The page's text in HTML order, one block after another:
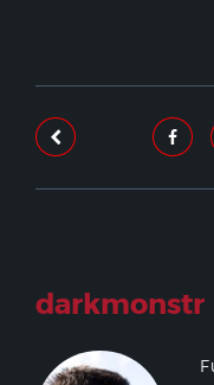
darkmonstr